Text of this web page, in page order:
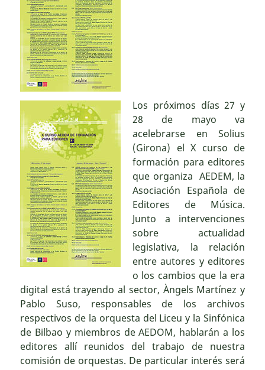
Los próximos días 27 y
28 de mayo va
acelebrarse en Solius
(Girona) el X curso de
formación para editores
que organiza AEDEM, la
Asociación Española de
Editores de Música.
Junto a intervenciones
sobre actualidad
legislativa, la relación
entre autores y editores
o los cambios que la era
digital está trayendo al sector, Àngels Martínez y
Pablo Suso, responsables de los archivos
respectivos de la orquesta del Liceu y la Sinfónica
de Bilbao y miembros de AEDOM, hablarán a los
editores allí reunidos del trabajo de nuestra
comisión de orquestas. De particular interés será